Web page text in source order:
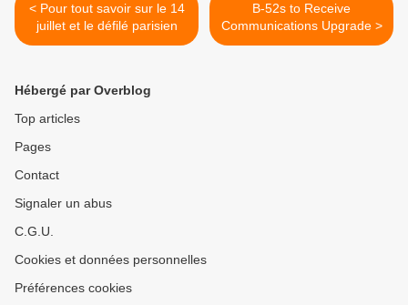
< Pour tout savoir sur le 14
juillet et le défilé parisien
B-52s to Receive
Communications Upgrade >
Hébergé par Overblog
Top articles
Pages
Contact
Signaler un abus
C.G.U.
Cookies et données personnelles
Préférences cookies